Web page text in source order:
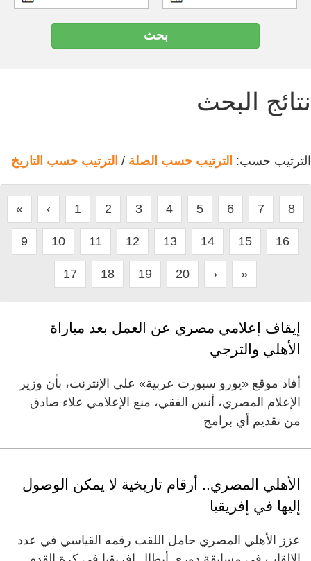
نتائج البحث
الترتيب حسب: الترتيب حسب الصلة / الترتيب حسب التاريخ
« ‹ 1 2 3 4 5 6 7 8
9 10 11 12 13 14 15 16
17 18 19 20 › »
إيقاف إعلامي مصري عن العمل بعد مباراة
الأهلي والترجي
أفاد موقع «يورو سبورت عربية» على الإنترنت، بأن وزير
الإعلام المصري، أنس الفقي، منع الإعلامي علاء صادق
من تقديم أي برامج
الأهلي المصري.. أرقام تاريخية لا يمكن الوصول
إليها في إفريقيا
عزز الأهلي المصري حامل اللقب رقمه القياسي في عدد